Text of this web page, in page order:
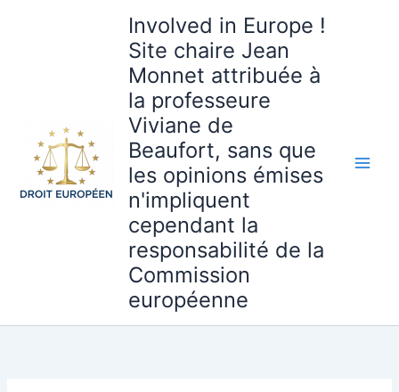
Involved in Europe !
Site chaire Jean
Monnet attribuée à
la professeure
Viviane de
Beaufort, sans que
les opinions émises
n'impliquent
cependant la
responsabilité de la
Commission
européenne